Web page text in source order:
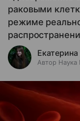
раковыми
режиме
Автор Наука